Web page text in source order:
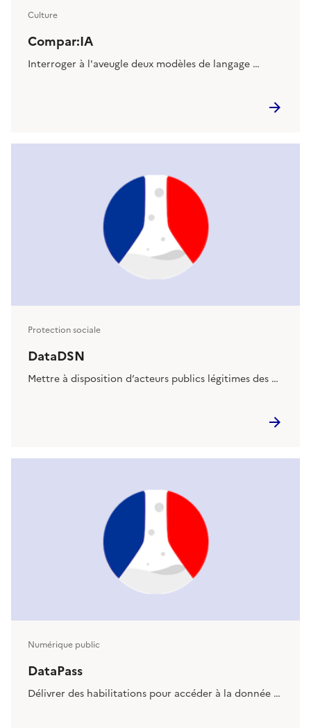
Protection sociale
DataDSN
Mettre à disposition d’acteurs publics légitimes des …
Numérique public
DataPass
Délivrer des habilitations pour accéder à la donnée …
Culture
Compar:IA
Interroger à l'aveugle deux modèles de langage …